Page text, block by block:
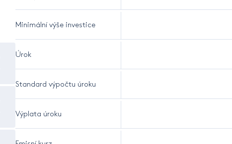
Minimální výše investice
Úrok
Standard výpočtu úroku
Výplata úroku